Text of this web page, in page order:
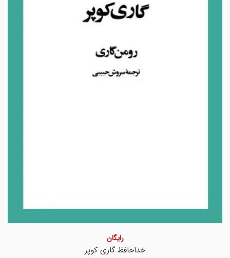
خداحافظ گاری کوپر
رایگان